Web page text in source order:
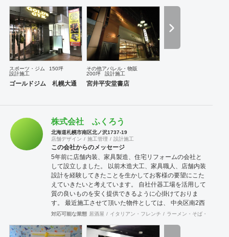
時クライアントからのご要望をこれまで培ってきた当社
ならではのノウハウでご提案いたします。
スポーツ・ジム
150坪
設計施工
ゴールドジム 札幌大通
その他アパレル・物販
200坪
設計施工
宮井平安堂書店
株式会社 ふくろう
北海道札幌市南区北ノ沢1737-19
店舗デザイン
施工管理 設計施工
この会社からのメッセージ
5年前に店舗内装、家具製造、住宅リフォームの会社と
して設立しました。 以前木造大工、家具職人、店舗内装
設計を経験してきたことを生かしてお客様の要望にこた
えていきたいと考えています。 自社什器工場を活用して
質の良いものを安く提供できるように心掛けておりま
す。 最近施工させて頂いた物件としては、 中央区南2西
6 「とうりん」さん 中央区南3西5 「ｺﾁﾆｰｼﾞｮ」さん 中
ます。 https://hukurow-sapporo.com/
対応可能な業態 居酒屋 イタリアン・フレンチ ラーメン・そば・うどん